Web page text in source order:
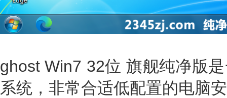
ghost Win7 32位 旗舰纯净版
系统，非常合适低配置的电脑